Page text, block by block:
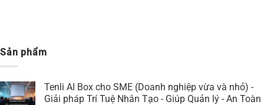
Sản phẩm
Tenli AI Box cho SME (Doanh nghiệp vừa và nhỏ) -
Giải pháp Trí Tuệ Nhân Tạo - Giúp Quản lý - An Toàn